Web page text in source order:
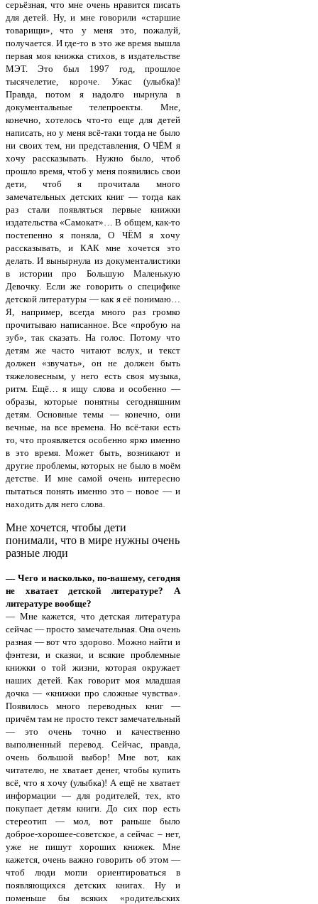
серьёзная, что мне очень нравится писать
для детей. Ну, и мне говорили «старшие
товарищи», что у меня это, пожалуй,
получается. И где-то в это же время вышла
первая моя книжка стихов, в издательстве
МЭТ. Это был 1997 год, прошлое
тысячелетие, короче. Ужас (улыбка)!
Правда, потом я надолго нырнула в
документальные телепроекты. Мне,
конечно, хотелось что-то еще для детей
написать, но у меня всё-таки тогда не было
ни своих тем, ни представления, О ЧЁМ я
хочу рассказывать. Нужно было, чтоб
прошло время, чтоб у меня появились свои
дети, чтоб я прочитала много
замечательных детских книг — тогда как
раз стали появляться первые книжки
издательства «Самокат»… В общем, как-то
постепенно я поняла, О ЧЁМ я хочу
рассказывать, и КАК мне хочется это
делать. И вынырнула из документалистики
в истории про Большую Маленькую
Девочку. Если же говорить о специфике
детской литературы — как я её понимаю…
Я, например, всегда много раз громко
прочитываю написанное. Все «пробую на
зуб», так сказать. На голос. Потому что
детям же часто читают вслух, и текст
должен «звучать», он не должен быть
тяжеловесным, у него есть своя музыка,
ритм. Ещё… я ищу слова и особенно —
образы, которые понятны сегодняшним
детям. Основные темы — конечно, они
вечные, на все времена. Но всё-таки есть
то, что проявляется особенно ярко именно
в это время. Может быть, возникают и
другие проблемы, которых не было в моём
детстве. И мне самой очень интересно
пытаться понять именно это – новое — и
находить для него слова.
Мне хочется, чтобы дети
понимали, что в мире нужны очень
разные люди
— Чего и насколько, по-вашему, сегодня
не хватает детской литературе? А
литературе вообще?
— Мне кажется, что детская литература
сейчас — просто замечательная. Она очень
разная — вот что здорово. Можно найти и
фэнтези, и сказки, и всякие проблемные
книжки о той жизни, которая окружает
наших детей. Как говорит моя младшая
дочка — «книжки про сложные чувства».
Появилось много переводных книг —
причём там не просто текст замечательный
— это очень точно и качественно
выполненный перевод. Сейчас, правда,
очень большой выбор! Мне вот, как
читателю, не хватает денег, чтобы купить
всё, что я хочу (улыбка)! А ещё не хватает
информации — для родителей, тех, кто
покупает детям книги. До сих пор есть
стереотип — мол, вот раньше было
доброе-хорошее-советское, а сейчас – нет,
уже не пишут хороших книжек. Мне
кажется, очень важно говорить об этом —
чтоб люди могли ориентироваться в
появляющихся детских книгах. Ну и
поменьше бы всяких «родительских